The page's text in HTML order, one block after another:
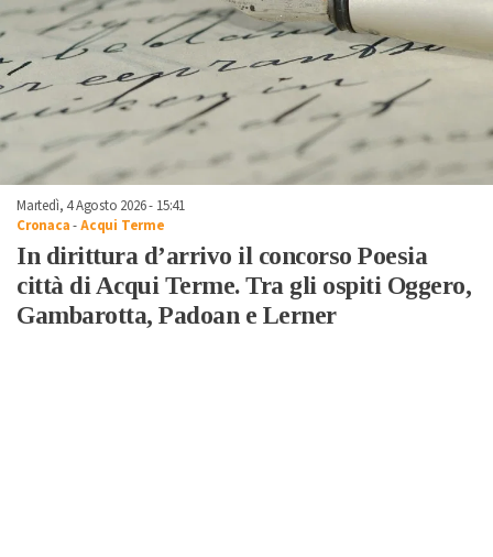
Martedì, 4 Agosto 2026 - 15:41
Cronaca-Acqui Terme
In dirittura d’arrivo il concorso Poesia
città di Acqui Terme. Tra gli ospiti Oggero,
Gambarotta, Padoan e Lerner